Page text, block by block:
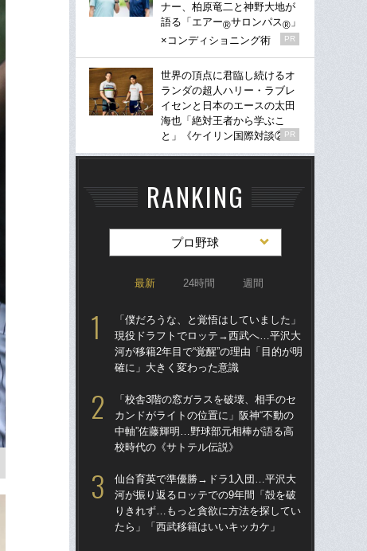
ナー、柏原竜二と神野大地が
語る「エアー®サロンパス® 」
×コンディショニング術
PR
世界の頂点に君臨し続けるオ
ランダの超人ハリー・ラブレ
イセンと日本のエースの太田
海也「絶対王者から学ぶこ
と」《ケイリン国際対談②》
PR
RANKING
プロ野球
最新 24時間 週間
「僕だろうな、と覚悟はしていました」
現役ドラフトでロッテ→西武へ…平沢大
河が移籍2年目で“覚醒”の理由「目的が明
確に」大きく変わった意識
「校舎3階の窓ガラスを破壊、相手のセ
カンドがライトの位置に」阪神“不動の
中軸”佐藤輝明…野球部元相棒が語る高
校時代の《サトテル伝説》
仙台育英で準優勝→ドラ1入団…平沢大
河が振り返るロッテでの9年間「殻を破
りきれず…もっと貪欲に方法を探してい
たら」「西武移籍はいいキッカケ」